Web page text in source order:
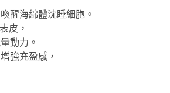
醒海綿體沈睡細胞。
表皮，
動力。
強充盈感，